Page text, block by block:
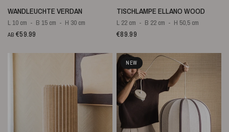
SCHNELLANSICHT
WANDLEUCHTE VERDAN
L 10 cm B 15 cm H 30 cm
AB €59.99
SCHNELLANSICHT
TISCHLAMPE ELLANO WOOD
L 22 cm B 22 cm H 50,5 cm
€89.99
NEW